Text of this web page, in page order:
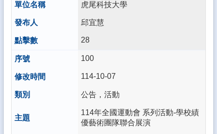
虎尾科技大學
邱宜慧
28
100
114-10-07
公告，活動
114年全國運動會 系列活動-學校績
優藝術團隊聯合展演